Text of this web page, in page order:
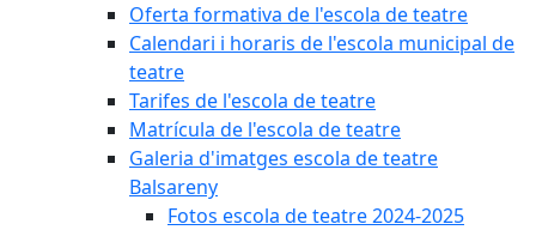
Oferta formativa de l'escola de teatre
Calendari i horaris de l'escola municipal de
teatre
Tarifes de l'escola de teatre
Matrícula de l'escola de teatre
Galeria d'imatges escola de teatre
Balsareny
Fotos escola de teatre 2024-2025